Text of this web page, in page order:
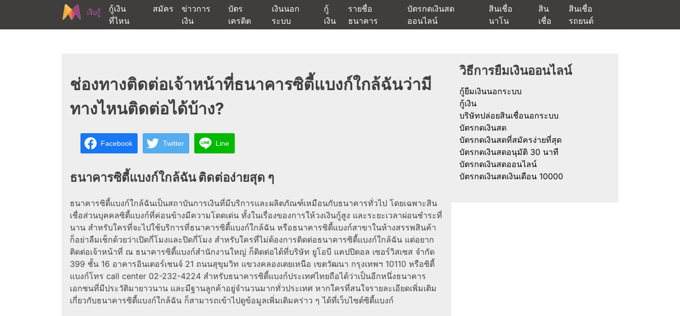
content
กู้เงิน
ที่ไหน
สมัคร
ข่าวการ
เงิน
บัตร
เครดิต
เงินนอก
ระบบ
กู้
เงิน
รายชื่อ
ธนาคาร
บัตรกดเงินสด
ออนไลน์
สินเชื่อ
นาโน
สิน
เชื่อ
สินเชื่อ
รถยนต์
ช่องทางติดต่อเจ้าหน้าที่ธนาคารซิตี้แบงก์ใกล้ฉันว่ามี
ทางไหนติดต่อได้บ้าง?
Facebook Twitter Line
ธนาคารซิตี้แบงก์ใกล้ฉัน ติดต่อง่ายสุด ๆ
ธนาคารซิตี้แบงก์ใกล้ฉันเป็นสถาบันการเงินที่มีบริการและผลิตภัณฑ์เหมือนกับธนาคารทั่วไป โดยเฉพาะสิน
เชื่อส่วนบุคคลซิตี้แบงก์ที่ค่อนข้างมีความโดดเด่น ทั้งในเรื่องของการให้วงเงินกู้สูง และระยะเวลาผ่อนชำระที่
นาน สำหรับใครที่จะไปใช้บริการที่ธนาคารซิตี้แบงก์ใกล้ฉัน หรือธนาคารซิตี้แบงก์สาขาในห้างสรรพสินค้า
ก็อย่าลืมเช็กด้วยว่าเปิดกี่โมงและปิดกี่โมง สำหรับใครที่ไม่ต้องการติดต่อธนาคารซิตี้แบงก์ใกล้ฉัน แต่อยาก
ติดต่อเจ้าหน้าที่ ณ ธนาคารซิตี้แบงก์สำนักงานใหญ่ ก็ติดต่อได้ที่บริษัท ยูโอบี แคปปิตอล เซอร์วิสเซส จำกัด
399 ชั้น 16 อาคารอินเตอร์เชนจ์ 21 ถนนสุขุมวิท แขวงคลองเตยเหนือ เขตวัฒนา กรุงเทพฯ 10110 หรือซิตี้
แบงก์โทร call center 02-232-4224 สำหรับธนาคารซิตี้แบงก์ประเทศไทยถือได้ว่าเป็นอีกหนึ่งธนาคาร
เอกชนที่มีประวัติมายาวนาน และมีฐานลูกค้าอยู่จำนวนมากทั่วประเทศ หากใครที่สนใจรายละเอียดเพิ่มเติม
เกี่ยวกับธนาคารซิตี้แบงก์ใกล้ฉัน ก็สามารถเข้าไปดูข้อมูลเพิ่มเติมคร่าว ๆ ได้ที่เว็บไซต์ซิตี้แบงก์
วิธีการยืมเงินออนไลน์
กู้ยืมเงินนอกระบบ
กู้เงิน
บริษัทปล่อยสินเชื่อนอกระบบ
บัตรกดเงินสด
บัตรกดเงินสดที่สมัครง่ายที่สุด
บัตรกดเงินสดอนุมัติ 30 นาที
บัตรกดเงินสดออนไลน์
บัตรกดเงินสดเงินเดือน 10000